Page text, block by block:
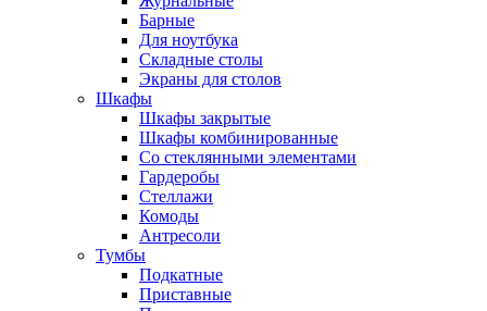
Барные
Для ноутбука
Складные столы
Экраны для столов
Шкафы
Шкафы закрытые
Шкафы комбинированные
Со стеклянными элементами
Гардеробы
Стеллажи
Комоды
Антресоли
Тумбы
Подкатные
Приставные